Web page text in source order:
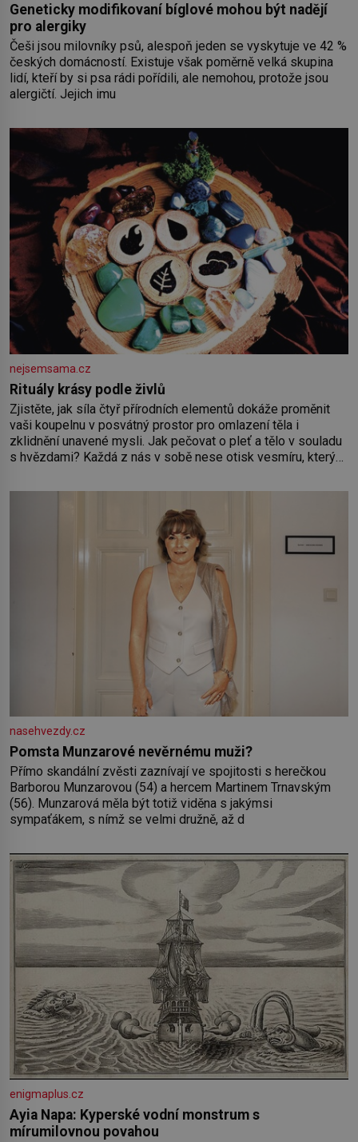
Geneticky modifikovaní bíglové mohou být nadějí
pro alergiky
Češi jsou milovníky psů, alespoň jeden se vyskytuje ve 42 %
českých domácností. Existuje však poměrně velká skupina
lidí, kteří by si psa rádi pořídili, ale nemohou, protože jsou
alergičtí. Jejich imu
nejsemsama.cz
Rituály krásy podle živlů
Zjistěte, jak síla čtyř přírodních elementů dokáže proměnit
vaši koupelnu v posvátný prostor pro omlazení těla i
zklidnění unavené mysli. Jak pečovat o pleť a tělo v souladu
s hvězdami? Každá z nás v sobě nese otisk vesmíru, který
pokožky. Ohnivá znamení Ženy narozené ve znamení Berana,
nasehvezdy.cz
Pomsta Munzarové nevěrnému muži?
Přímo skandální zvěsti zaznívají ve spojitosti s herečkou
Barborou Munzarovou (54) a hercem Martinem Trnavským
(56). Munzarová měla být totiž viděna s jakýmsi
sympaťákem, s nímž se velmi družně, až d
enigmaplus.cz
Ayia Napa: Kyperské vodní monstrum s
mírumilovnou povahou